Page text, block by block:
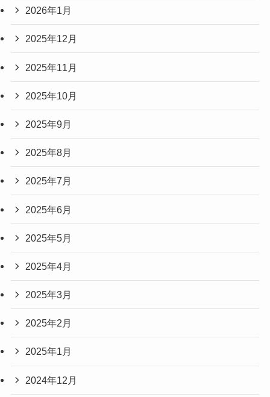
2026年1月
2025年12月
2025年11月
2025年10月
2025年9月
2025年8月
2025年7月
2025年6月
2025年5月
2025年4月
2025年3月
2025年2月
2025年1月
2024年12月